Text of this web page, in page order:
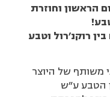
לאלבום הראשון וחוזרת
!
רוקנ'רול וטבע
משותף של היוצר
הטבע ע"ש